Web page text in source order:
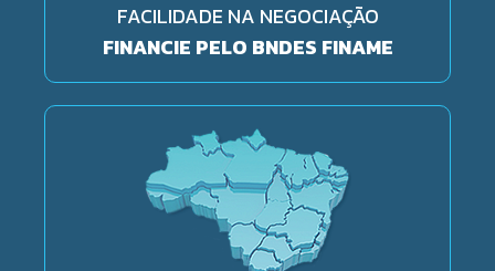
FACILIDADE NA NEGOCIAÇÃO
FINANCIE PELO BNDES FINAME